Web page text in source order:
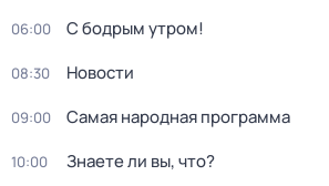
06:00 С бодрым утром!
08:30 Новости
09:00 Самая народная программа
10:00 Знаете ли вы, что?